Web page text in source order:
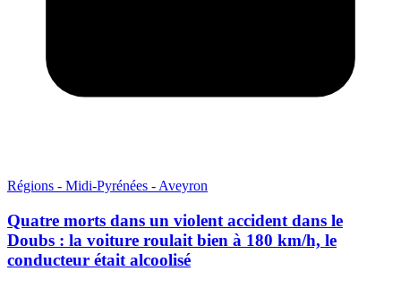
Régions - Midi-Pyrénées - Aveyron
Quatre morts dans un violent accident dans le
Doubs : la voiture roulait bien à 180 km/h, le
conducteur était alcoolisé